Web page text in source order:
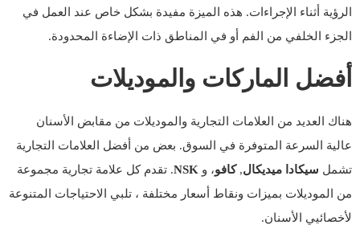
الرؤية أثناء الإجراءات. هذه الميزة مفيدة بشكل خاص عند العمل في
الجزء الخلفي من الفم أو في المناطق ذات الإضاءة المحدودة.
أفضل الماركات والموديلات
هناك العديد من العلامات التجارية والموديلات من مقابض الأسنان
عالية السرعة المتوفرة في السوق. بعض من أفضل العلامات التجارية
تشمل سيكادا ميديكال,كافو، و NSK. تقدم كل علامة تجارية مجموعة
من الموديلات بميزات ونقاط أسعار مختلفة ، تلبي الاحتياجات المتنوعة
لأخصائيي الأسنان.